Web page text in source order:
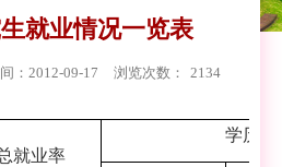
就业情况一览表
：2012-09-17 浏览次数： 2134
就业率
学历